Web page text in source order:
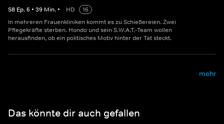
S8 Ep.6 • 39 Min. • HD
16
In mehreren Frauenkliniken kommt es zu Schießereien. Zwei
Pflegekräfte sterben. Hondo und sein S.W.A.T.-Team wollen
herausfinden, ob ein politisches Motiv hinter der Tat steckt.
mehr
Das könnte dir auch gefallen